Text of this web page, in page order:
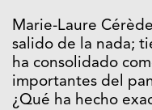
Marie-Laure
salido de la nada;
ha consolidado
importantes del
¿Qué ha hecho